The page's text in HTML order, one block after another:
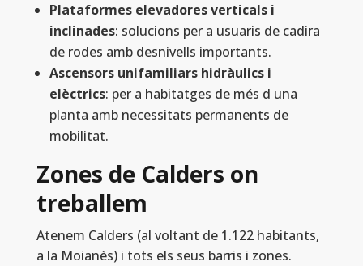
Plataformes elevadores verticals i
inclinades: solucions per a usuaris de cadira
de rodes amb desnivells importants.
Ascensors unifamiliars hidràulics i
elèctrics: per a habitatges de més d una
planta amb necessitats permanents de
mobilitat.
Zones de Calders on
treballem
Atenem Calders (al voltant de 1.122 habitants,
a la Moianès) i tots els seus barris i zones.